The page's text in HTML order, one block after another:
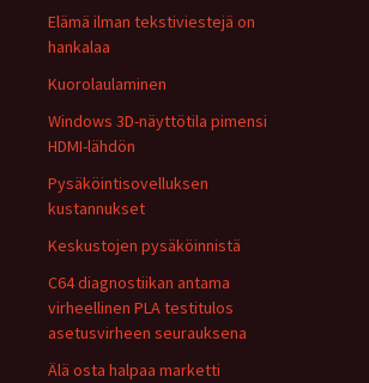
Elämä ilman tekstiviestejä on
hankalaa
Kuorolaulaminen
Windows 3D-näyttötila pimensi
HDMI-lähdön
Pysäköintisovelluksen
kustannukset
Keskustojen pysäköinnistä
C64 diagnostiikan antama
virheellinen PLA testitulos
asetusvirheen seurauksena
Älä osta halpaa marketti